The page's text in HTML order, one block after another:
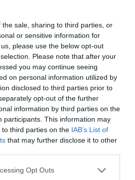
sale, sharing to third parties, or
or sensitive information for
please use the below opt-out
Please note that after your
you may continue seeing
on personal information utilized by
disclosed to third parties prior to
opt-out of the further
information by third parties on the
participants. This information may
third parties on the IAB’s List of
that may further disclose it to other
Opt Outs
το φθινόπωρο με
Τα νέα που θα
πίστη στο καλό και
δεν είστε μόνοι. Θα
και ζεστασιά, και η
με ευγνωμοσύνη. Αυτή η
φέρνοντάς σας
όνειρα που θα θελήσετε να